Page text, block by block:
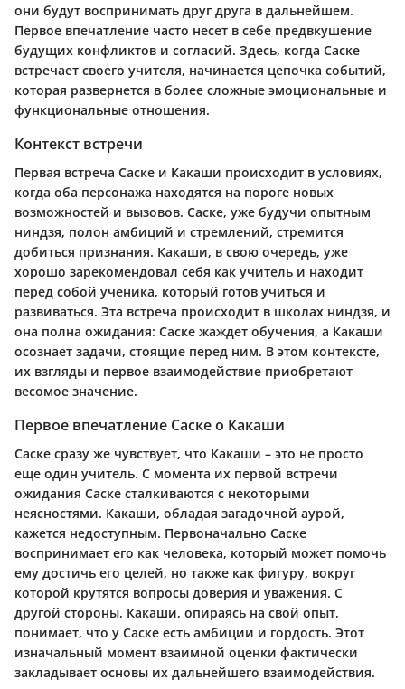
они будут воспринимать друг друга в дальнейшем.
Первое впечатление часто несет в себе предвкушение
будущих конфликтов и согласий. Здесь, когда Саске
встречает своего учителя, начинается цепочка событий,
которая развернется в более сложные эмоциональные и
функциональные отношения.
Контекст встречи
Первая встреча Саске и Какаши происходит в условиях,
когда оба персонажа находятся на пороге новых
возможностей и вызовов. Саске, уже будучи опытным
ниндзя, полон амбиций и стремлений, стремится
добиться признания. Какаши, в свою очередь, уже
хорошо зарекомендовал себя как учитель и находит
перед собой ученика, который готов учиться и
развиваться. Эта встреча происходит в школах ниндзя, и
она полна ожидания: Саске жаждет обучения, а Какаши
осознает задачи, стоящие перед ним. В этом контексте,
их взгляды и первое взаимодействие приобретают
весомое значение.
Первое впечатление Саске о Какаши
Саске сразу же чувствует, что Какаши – это не просто
еще один учитель. С момента их первой встречи
ожидания Саске сталкиваются с некоторыми
неясностями. Какаши, обладая загадочной аурой,
кажется недоступным. Первоначально Саске
воспринимает его как человека, который может помочь
ему достичь его целей, но также как фигуру, вокруг
которой крутятся вопросы доверия и уважения. С
другой стороны, Какаши, опираясь на свой опыт,
понимает, что у Саске есть амбиции и гордость. Этот
изначальный момент взаимной оценки фактически
закладывает основы их дальнейшего взаимодействия.